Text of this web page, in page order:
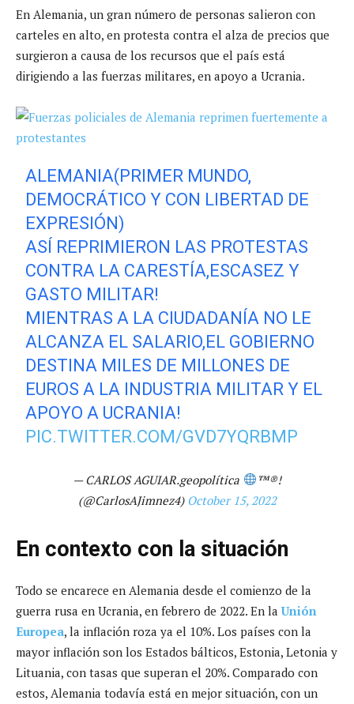
En Alemania, un gran número de personas salieron con
carteles en alto, en protesta contra el alza de precios que
surgieron a causa de los recursos que el país está
dirigiendo a las fuerzas militares, en apoyo a Ucrania.
ALEMANIA(PRIMER MUNDO,
DEMOCRÁTICO Y CON LIBERTAD DE
EXPRESIÓN)
ASÍ REPRIMIERON LAS PROTESTAS
CONTRA LA CARESTÍA,ESCASEZ Y
GASTO MILITAR!
MIENTRAS A LA CIUDADANÍA NO LE
ALCANZA EL SALARIO,EL GOBIERNO
DESTINA MILES DE MILLONES DE
EUROS A LA INDUSTRIA MILITAR Y EL
APOYO A UCRANIA!
PIC.TWITTER.COM/GVD7YQRBMP
— CARLOS AGUIAR.geopolítica ™️®️!
(@CarlosAJimnez4) October 15, 2022
En contexto con la situación
Todo se encarece en Alemania desde el comienzo de la
guerra rusa en Ucrania, en febrero de 2022. En laUnión
Europea, la inflación roza ya el 10%. Los países con la
mayor inflación son los Estados bálticos, Estonia, Letonia y
Lituania, con tasas que superan el 20%. Comparado con
estos, Alemania todavía está en mejor situación, con un